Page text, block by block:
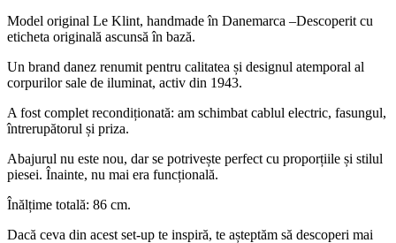
Model original Le Klint, handmade în Danemarca –Descoperit cu
eticheta originală ascunsă în bază.
Un brand danez renumit pentru calitatea și designul atemporal al
corpurilor sale de iluminat, activ din 1943.
A fost complet recondiționată: am schimbat cablul electric, fasungul,
întrerupătorul și priza.
Abajurul nu este nou, dar se potrivește perfect cu proporțiile și stilul
piesei. Înainte, nu mai era funcțională.
Înălțime totală: 86 cm.
Dacă ceva din acest set-up te inspiră, te așteptăm să descoperi mai